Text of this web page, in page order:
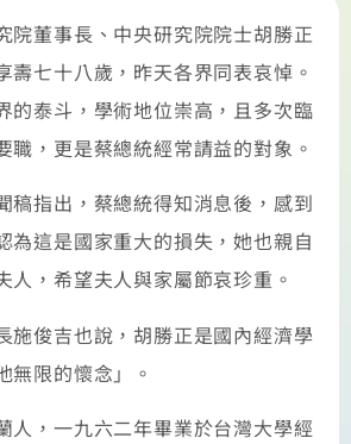
董事長、中央研究院院士胡勝正
壽七十八歲，昨天各界同表哀悼。
的泰斗，學術地位崇高，且多次臨
職，更是蔡總統經常請益的對象。
指出，蔡總統得知消息後，感到
為這是國家重大的損失，她也親自
人，希望夫人與家屬節哀珍重。
俊吉也說，胡勝正是國內經濟學
無限的懷念」。
，一九六二年畢業於台灣大學經